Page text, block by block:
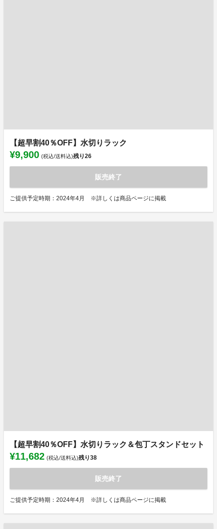
【超早割40％OFF】水切りラック
¥9,900 (税込/送料込)残り26
販売終了
ご提供予定時期：2024年4月 ※詳しくは商品ページに掲載
【超早割40％OFF】水切りラック＆包丁スタンドセット
¥11,682 (税込/送料込)残り38
販売終了
ご提供予定時期：2024年4月 ※詳しくは商品ページに掲載